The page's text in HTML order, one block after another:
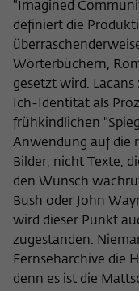
"Imagined
definiert die
Wörterbüchern,
gesetzt wird.
Ich-Identität als
frühkindlichen
Anwendung auf die
Bilder, nicht Texte,
den Wunsch
Bush oder John
wird dieser Punkt
zugestanden.
Fernseharchive die
denn es ist die